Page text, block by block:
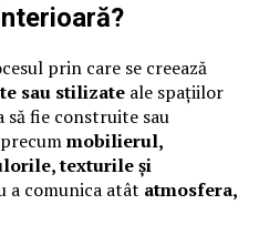
prin care se creează
sau stilizate ale spațiilor
să fie construite sau
mobilierul,
texturile și
a comunica atât atmosfera,